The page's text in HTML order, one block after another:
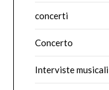
concerti
Concerto
Interviste musicali